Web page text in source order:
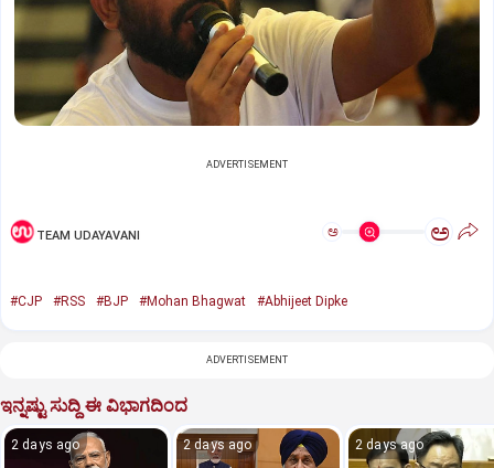
ADVERTISEMENT
TEAM UDAYAVANI ಅ ಅ
#CJP #RSS #BJP #Mohan Bhagwat #Abhijeet Dipke
ADVERTISEMENT
ಇನ್ನಷ್ಟು ಸುದ್ದಿ ಈ ವಿಭಾಗದಿಂದ
2 days ago 2 days ago 2 days ago